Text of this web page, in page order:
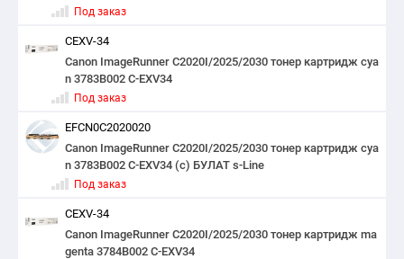
Под заказ
CEXV-34
Canon ImageRunner C2020I/2025/2030 тонер картридж cya
n 3783B002 C-EXV34
Под заказ
EFCN0C2020020
Canon ImageRunner C2020I/2025/2030 тонер картридж cya
n 3783B002 C-EXV34 (с) БУЛАТ s-Line
Под заказ
CEXV-34
Canon ImageRunner C2020I/2025/2030 тонер картридж ma
genta 3784B002 C-EXV34